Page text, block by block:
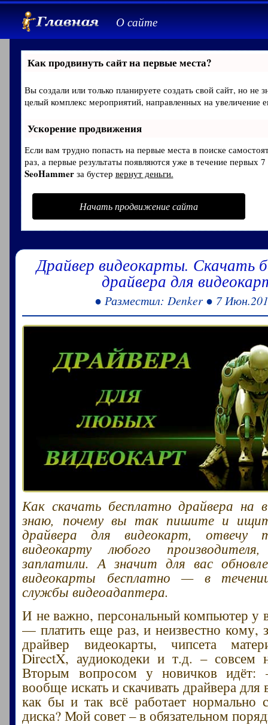
О сайте
Как продвинуть сайт на первые места?
Вы создали или только планируете создать свой сайт, но не
целый комплекс мероприятий, направленных на
Ускорение продвижения
Если вам трудно попасть на первые места в поиске
раз, а первые результаты появляются уже в течение первых
SeoHammerза бустер вернут деньги.
Начать продвижение сайта
Драйвер видеокарты. Скачать
драйвера для
● Разместил: Denker ● 7
Как скачать бесплатно драйвера на
знаю, почему вы так пишите и
драйвера для видеокарт,
видеокарту любого
заплатили. А значит для вас
видеокарты бесплатно — в
службы видеоадаптера.
И не важно, персональный компьютер у
— платить еще раз, и неизвестно кому,
драйвер видеокарты, чипсета
DirectX, аудиокодеки и т.д. – совсем
Вторым вопросом у новичков
вообще искать и скачивать драйвера для
как бы и так всё работает нормально
диска? Мой совет – в обязательном